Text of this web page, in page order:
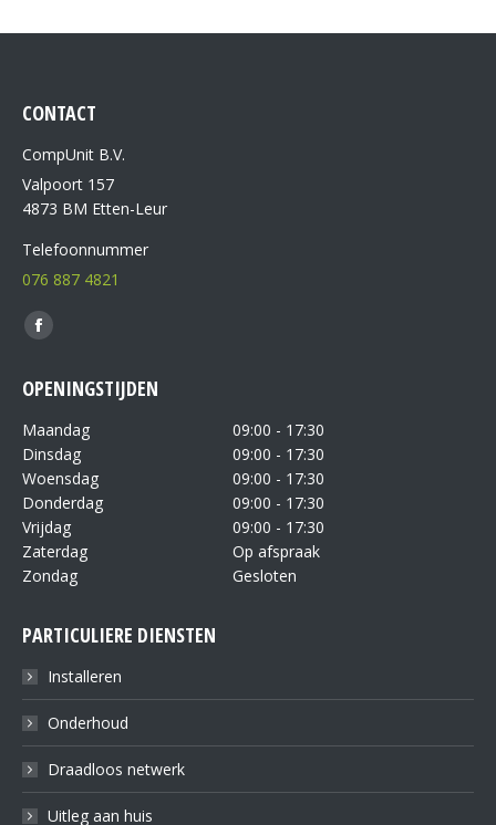
CONTACT
CompUnit B.V.
Valpoort 157
4873 BM Etten-Leur
Telefoonnummer
076 887 4821
Vind ons op:
OPENINGSTIJDEN
Maandag
09:00 - 17:30
Dinsdag
09:00 - 17:30
Woensdag
09:00 - 17:30
Donderdag
09:00 - 17:30
Vrijdag
09:00 - 17:30
Zaterdag
Op afspraak
Zondag
Gesloten
PARTICULIERE DIENSTEN
Installeren
Onderhoud
Draadloos netwerk
Uitleg aan huis